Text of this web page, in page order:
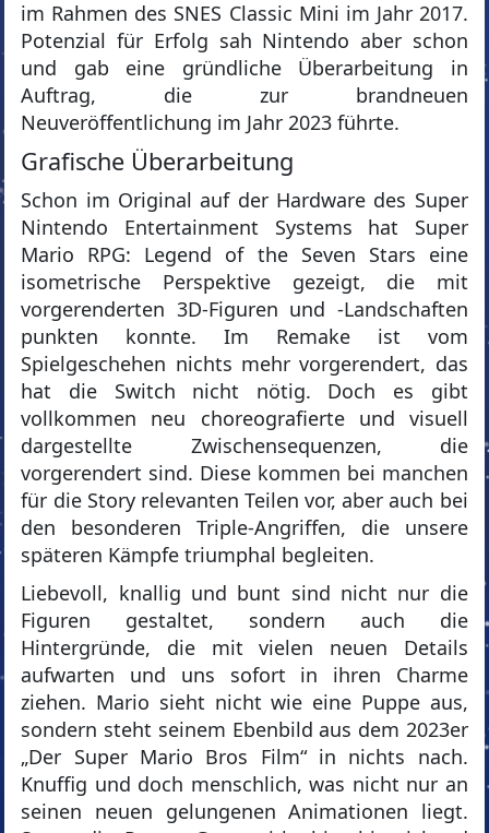
im Rahmen des SNES Classic Mini im Jahr 2017.
Potenzial für Erfolg sah Nintendo aber schon
und gab eine gründliche Überarbeitung in
Auftrag, die zur brandneuen
Neuveröffentlichung im Jahr 2023 führte.
Grafische Überarbeitung
Schon im Original auf der Hardware des Super
Nintendo Entertainment Systems hat Super
Mario RPG: Legend of the Seven Stars eine
isometrische Perspektive gezeigt, die mit
vorgerenderten 3D-Figuren und -Landschaften
punkten konnte. Im Remake ist vom
Spielgeschehen nichts mehr vorgerendert, das
hat die Switch nicht nötig. Doch es gibt
vollkommen neu choreografierte und visuell
dargestellte Zwischensequenzen, die
vorgerendert sind. Diese kommen bei manchen
für die Story relevanten Teilen vor, aber auch bei
den besonderen Triple-Angriffen, die unsere
späteren Kämpfe triumphal begleiten.
Liebevoll, knallig und bunt sind nicht nur die
Figuren gestaltet, sondern auch die
Hintergründe, die mit vielen neuen Details
aufwarten und uns sofort in ihren Charme
ziehen. Mario sieht nicht wie eine Puppe aus,
sondern steht seinem Ebenbild aus dem 2023er
„Der Super Mario Bros Film“ in nichts nach.
Knuffig und doch menschlich, was nicht nur an
seinen neuen gelungenen Animationen liegt.